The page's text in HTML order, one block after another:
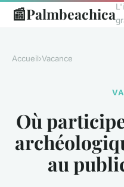
📰Palmbeachica
Accueil›Vacance
Où
au